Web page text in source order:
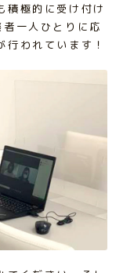
積極的に受け付け
一人ひとりに応
われています！